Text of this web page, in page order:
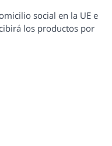
social en la UE e
los productos por